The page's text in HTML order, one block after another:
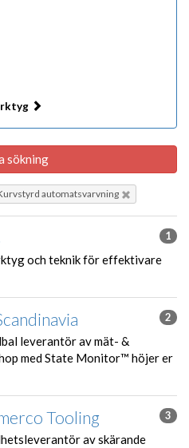
sökning
automatsvarvning
1
och teknik för effektivare
2
leverantör av mät- &
med State Monitor™ höjer er
Tooling 3
av skärande